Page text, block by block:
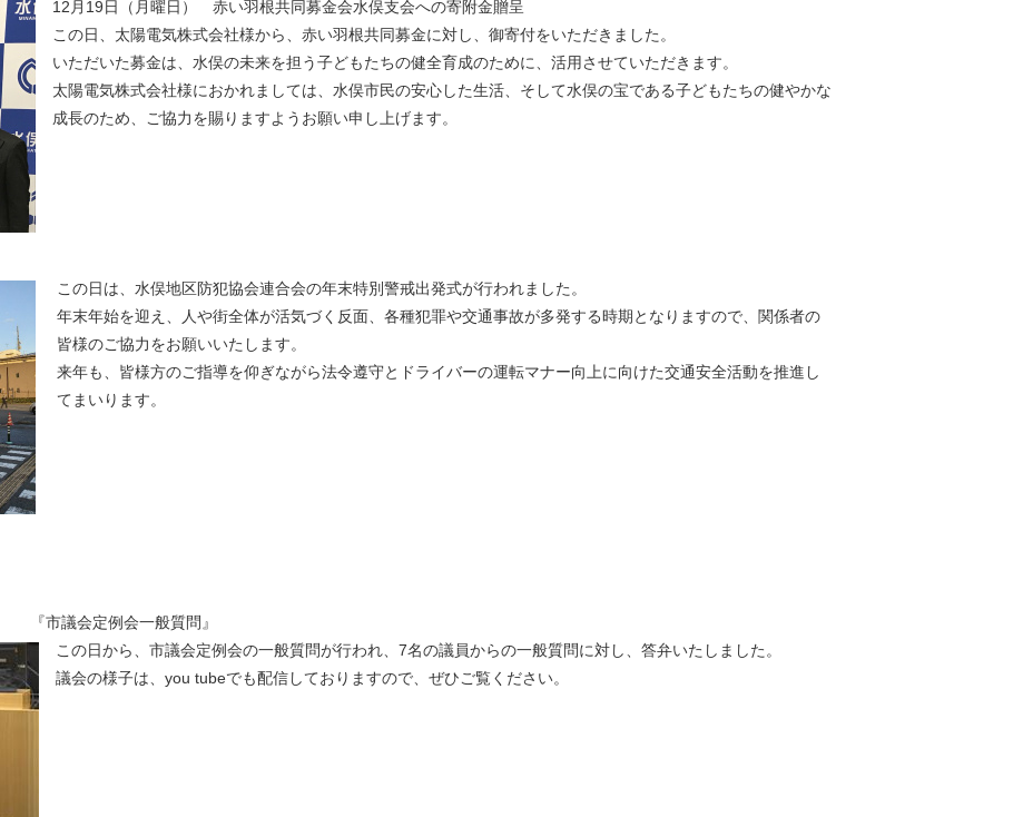
12月19日（月曜日） 赤い羽根共同募金会水俣支会への寄附金贈呈
この日、太陽電気株式会社様から、赤い羽根共同募金に対し、御寄付をいただきました。
いただいた募金は、水俣の未来を担う子どもたちの健全育成のために、活用させていただきます。
太陽電気株式会社様におかれましては、水俣市民の安心した生活、そして水俣の宝である子どもたちの健やかな
成長のため、ご協力を賜りますようお願い申し上げます。
この日は、水俣地区防犯協会連合会の年末特別警戒出発式が行われました。
年末年始を迎え、人や街全体が活気づく反面、各種犯罪や交通事故が多発する時期となりますので、関係者の
皆様のご協力をお願いいたします。
来年も、皆様方のご指導を仰ぎながら法令遵守とドライバーの運転マナー向上に向けた交通安全活動を推進し
てまいります。
『市議会定例会一般質問』
この日から、市議会定例会の一般質問が行われ、7名の議員からの一般質問に対し、答弁いたしました。
議会の様子は、you tubeでも配信しておりますので、ぜひご覧ください。